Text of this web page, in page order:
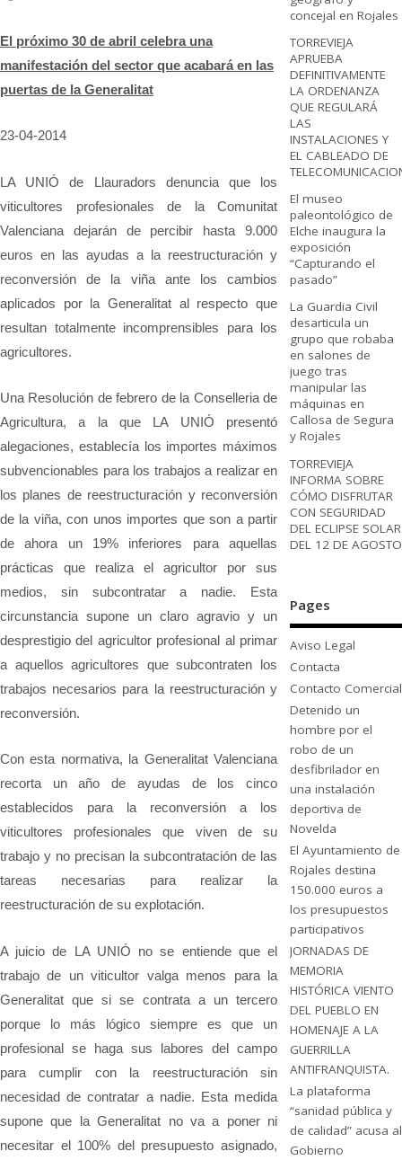
El próximo 30 de abril celebra una
manifestación del sector que acabará en las
puertas de la Generalitat
23-04-2014
LA UNIÓ de Llauradors denuncia que los
viticultores profesionales de la Comunitat
Valenciana dejarán de percibir hasta 9.000
euros en las ayudas a la reestructuración y
reconversión de la viña ante los cambios
aplicados por la Generalitat al respecto que
resultan totalmente incomprensibles para los
agricultores.
Una Resolución de febrero de la Conselleria de
Agricultura, a la que LA UNIÓ presentó
alegaciones, establecía los importes máximos
subvencionables para los trabajos a realizar en
los planes de reestructuración y reconversión
de la viña, con unos importes que son a partir
de ahora un 19% inferiores para aquellas
prácticas que realiza el agricultor por sus
medios, sin subcontratar a nadie. Esta
circunstancia supone un claro agravio y un
desprestigio del agricultor profesional al primar
a aquellos agricultores que subcontraten los
trabajos necesarios para la reestructuración y
reconversión.
Con esta normativa, la Generalitat Valenciana
recorta un año de ayudas de los cinco
establecidos para la reconversión a los
viticultores profesionales que viven de su
trabajo y no precisan la subcontratación de las
tareas necesarias para realizar la
reestructuración de su explotación.
A juicio de LA UNIÓ no se entiende que el
trabajo de un viticultor valga menos para la
Generalitat que si se contrata a un tercero
porque lo más lógico siempre es que un
profesional se haga sus labores del campo
para cumplir con la reestructuración sin
necesidad de contratar a nadie. Esta medida
supone que la Generalitat no va a poner ni
necesitar el 100% del presupuesto asignado,
concejal en Rojales
TORREVIEJA
APRUEBA
DEFINITIVAMENTE
LA ORDENANZA
QUE REGULARÁ
LAS
INSTALACIONES Y
EL CABLEADO DE
El museo
paleontológico de
Elche inaugura la
exposición
“Capturando el
pasado”
La Guardia Civil
desarticula un
grupo que robaba
en salones de
juego tras
manipular las
máquinas en
Callosa de Segura
y Rojales
TORREVIEJA
INFORMA SOBRE
CÓMO DISFRUTAR
CON SEGURIDAD
DEL ECLIPSE SOLAR
DEL 12 DE AGOSTO
Pages
Aviso Legal
Contacta
Contacto Comercial
Detenido un
hombre por el
robo de un
desfibrilador en
una instalación
deportiva de
Novelda
El Ayuntamiento de
Rojales destina
150.000 euros a
los presupuestos
participativos
JORNADAS DE
MEMORIA
HISTÓRICA VIENTO
DEL PUEBLO EN
HOMENAJE A LA
GUERRILLA
ANTIFRANQUISTA.
La plataforma
“sanidad pública y
de calidad” acusa al
Gobierno